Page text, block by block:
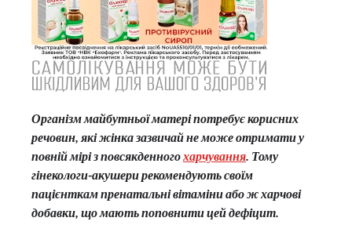
Організм майбутньої матері потребує корисних
речовин, які жінка зазвичай не може отримати у
повній мірі з повсякденногохарчування. Тому
гінекологи-акушери рекомендують своїм
пацієнткам пренатальні вітаміни або ж харчові
добавки, що мають поповнити цей дефіцит.